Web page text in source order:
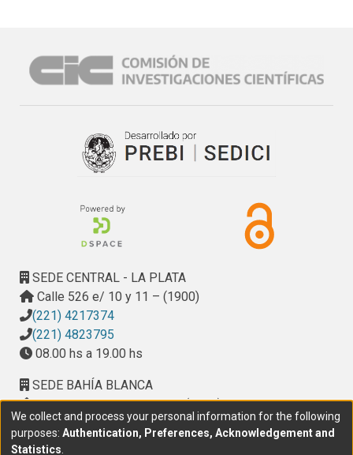
SEDE CENTRAL - LA PLATA
Calle 526 e/ 10 y 11 – (1900)
(221) 4217374
(221) 4823795
08.00 hs a 19.00 hs
SEDE BAHÍA BLANCA
Calle Ciudad de Cali 320 – (8000). Universidad
Provincial del Sudoeste (UPSO)
(291) 459 2550, interno 147
We collect and process your personal information for the following
purposes: Authentication, Preferences, Acknowledgement and
Statistics